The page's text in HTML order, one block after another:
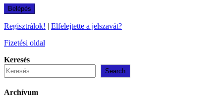
Regisztrálok! | Elfelejtette a jelszavát?
Fizetési oldal
Keresés
Search
Archívum